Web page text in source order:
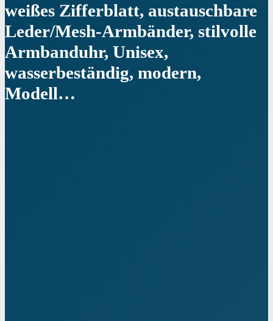
weißes Zifferblatt, austauschbare
Leder/Mesh-Armbänder, stilvolle
Armbanduhr, Unisex,
wasserbeständig, modern,
Modell…